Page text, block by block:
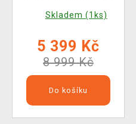
Skladem (1ks)
5 399 Kč
8 999 Kč
Do košíku